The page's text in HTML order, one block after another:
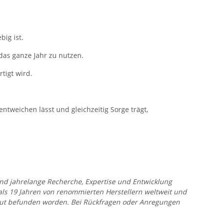
ist.
ganze Jahr zu nutzen.
wird.
lässt und gleichzeitig Sorge trägt,
jahrelange Recherche, Expertise und Entwicklung
19 Jahren von renommierten Herstellern weltweit und
befunden worden. Bei Rückfragen oder Anregungen